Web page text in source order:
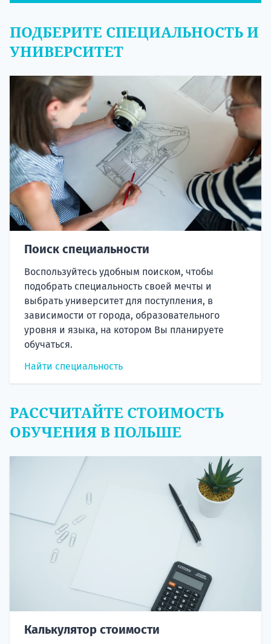
ПОДБЕРИТЕ СПЕЦИАЛЬНОСТЬ И
УНИВЕРСИТЕТ
Поиск специальности
Воспользуйтесь удобным поиском, чтобы
подобрать специальность своей мечты и
выбрать университет для поступления, в
зависимости от города, образовательного
уровня и языка, на котором Вы планируете
обучаться.
Найти специальность
РАССЧИТАЙТЕ СТОИМОСТЬ
ОБУЧЕНИЯ В ПОЛЬШЕ
Калькулятор стоимости